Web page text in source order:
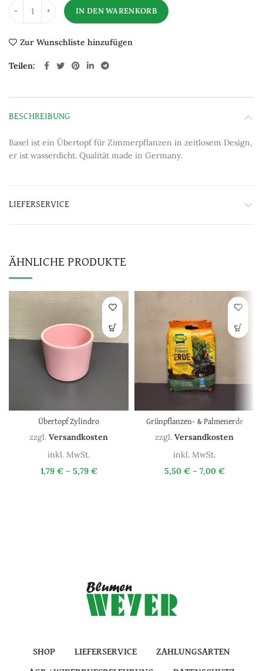
IN DEN WARENKORB
Zur Wunschliste hinzufügen
Teilen
BESCHREIBUNG
Basel ist ein Übertopf für Zimmerpflanzen in zeitlosem Design,
er ist wasserdicht. Qualität made in Germany.
LIEFERSERVICE
ÄHNLICHE PRODUKTE
Übertopf Zylindro
1,79 €– 5,79 €
inkl. MwSt.
zzgl. Versandkosten
Grünpflanzen- & Palmenerde
5,50 €– 7,00 €
inkl. MwSt.
zzgl. Versandkosten
SHOP LIEFERSERVICE ZAHLUNGSARTEN